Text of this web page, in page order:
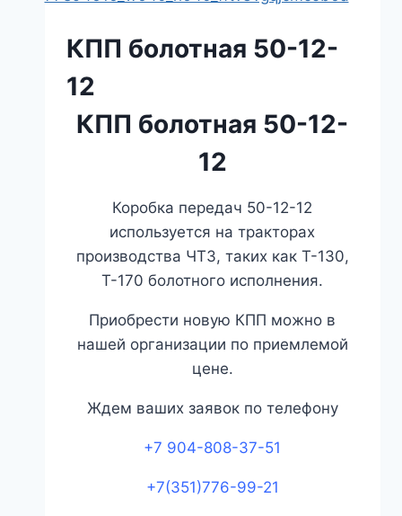
КПП болотная 50-12-
12
КПП болотная 50-12-
12
Коробка передач 50-12-12
используется на тракторах
производства ЧТЗ, таких как Т-130,
Т-170 болотного исполнения.
Приобрести новую КПП можно в
нашей организации по приемлемой
цене.
Ждем ваших заявок по телефону
+7 904-808-37-51
+7(351)776-99-21